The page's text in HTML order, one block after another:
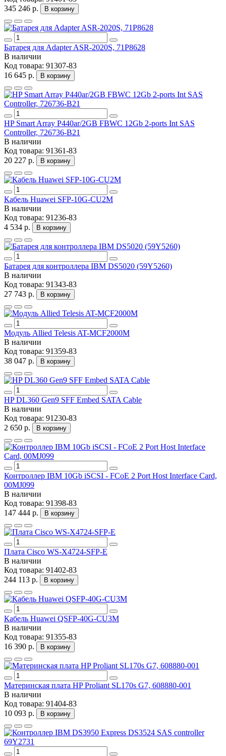
345 246 р.
В корзину
Батарея для Adapter ASR-2020S, 71P8628
В наличии
Код товара: 91307-83
16 645 р.
В корзину
HP Smart Array P440ar/2GB FBWC 12Gb 2-ports Int SAS
Controller, 726736-B21
В наличии
Код товара: 91361-83
20 227 р.
В корзину
Кабель Huawei SFP-10G-CU2M
В наличии
Код товара: 91236-83
4 534 р.
В корзину
Батарея для контроллера IBM DS5020 (59Y5260)
В наличии
Код товара: 91343-83
27 743 р.
В корзину
Модуль Allied Telesis AT-MCF2000M
В наличии
Код товара: 91359-83
38 047 р.
В корзину
HP DL360 Gen9 SFF Embed SATA Cable
В наличии
Код товара: 91230-83
2 650 р.
В корзину
Контроллер IBM 10Gb iSCSI - FCoE 2 Port Host Interface Card,
00MJ099
В наличии
Код товара: 91398-83
147 444 р.
В корзину
Плата Cisco WS-X4724-SFP-E
В наличии
Код товара: 91402-83
244 113 р.
В корзину
Кабель Huawei QSFP-40G-CU3M
В наличии
Код товара: 91355-83
16 390 р.
В корзину
Материнская плата HP Proliant SL170s G7, 608880-001
В наличии
Код товара: 91404-83
10 093 р.
В корзину